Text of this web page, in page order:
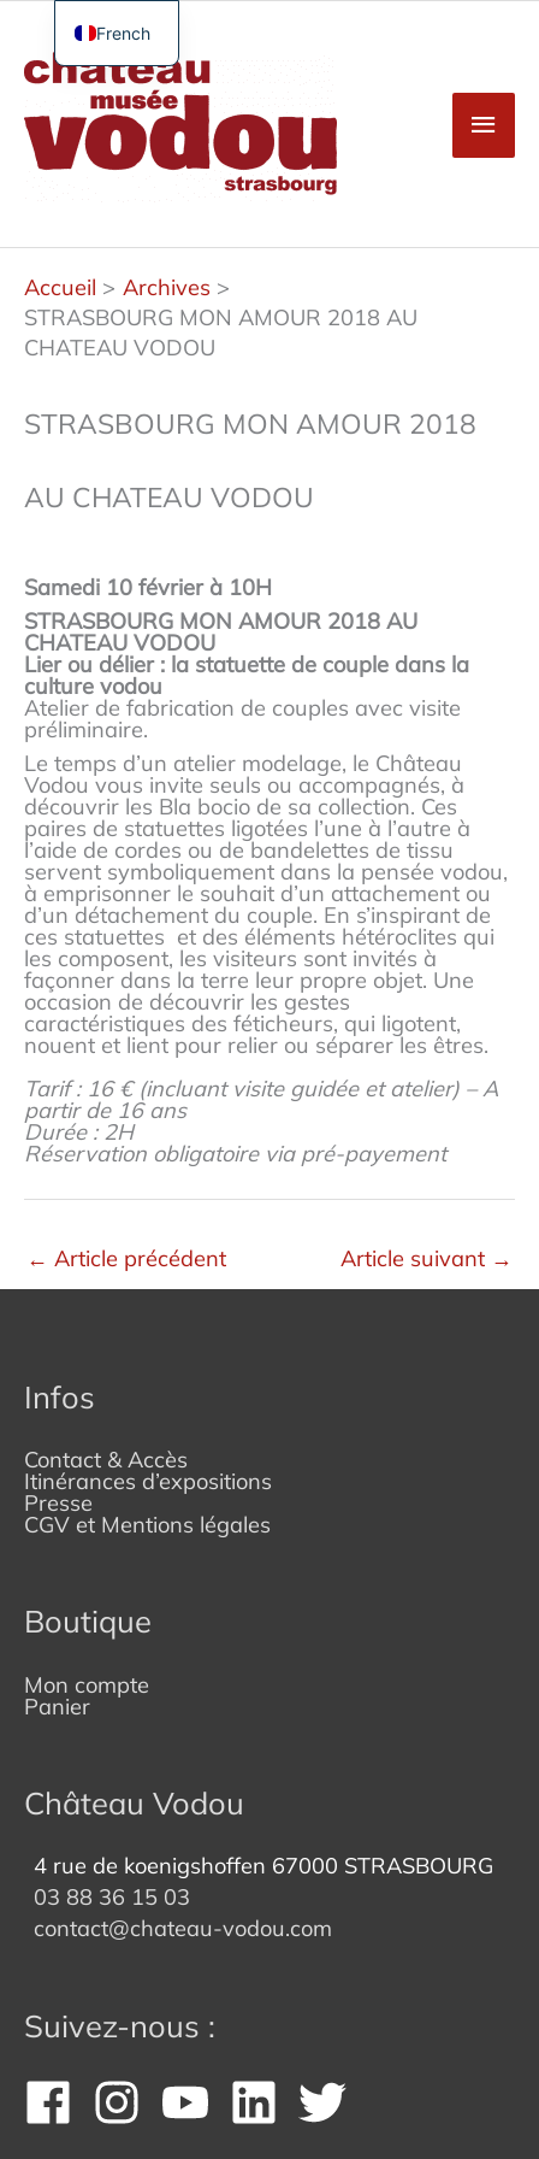
Aller
contenu
Accueil
Archives
STRASBOURG MON AMOUR 2018 AU
CHATEAU VODOU
STRASBOURG MON AMOUR 2018
AU CHATEAU VODOU
Samedi 10 février à 10H
STRASBOURG MON AMOUR 2018 AU
CHATEAU VODOU
Lier ou délier : la statuette de couple dans la
culture vodou
Atelier de fabrication de couples avec visite
préliminaire.
Le temps d’un atelier modelage, le Château
Vodou vous invite seuls ou accompagnés, à
découvrir les Bla bocio de sa collection. Ces
paires de statuettes ligotées l’une à l’autre à
l’aide de cordes ou de bandelettes de tissu
servent symboliquement dans la pensée vodou,
à emprisonner le souhait d’un attachement ou
d’un détachement du couple. En s’inspirant de
ces statuettes et des éléments hétéroclites qui
les composent, les visiteurs sont invités à
façonner dans la terre leur propre objet. Une
occasion de découvrir les gestes
caractéristiques des féticheurs, qui ligotent,
nouent et lient pour relier ou séparer les êtres.
Tarif : 16 € (incluant visite guidée et atelier) – A
partir de 16 ans
Durée : 2H
Réservation obligatoire via pré-payement
← Article précédent Article suivant →
Infos
Contact & Accès
Itinérances d’expositions
Presse
CGV et Mentions légales
Boutique
Mon compte
Panier
Château Vodou
4 rue de koenigshoffen 67000 STRASBOURG
03 88 36 15 03
contact@chateau-vodou.com
Suivez-nous :
French
English
German
Spanish